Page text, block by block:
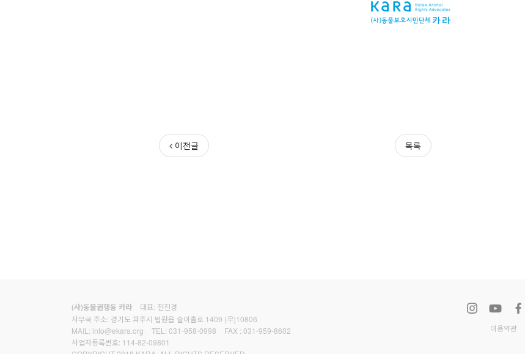
이전글 목록
(사)동물권행동 카라
대표: 전진경
사무국 주소: 경기도 파주시 법원읍 술이홀로 1409 (우)10806
MAIL: info@ekara.org TEL: 031-958-0998 FAX : 031-959-8602
사업자등록번호: 114-82-09801
이용약관